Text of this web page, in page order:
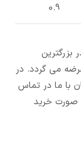
0.9
بزرگترین
می گردد. در
با ما در تماس
صورت خرید